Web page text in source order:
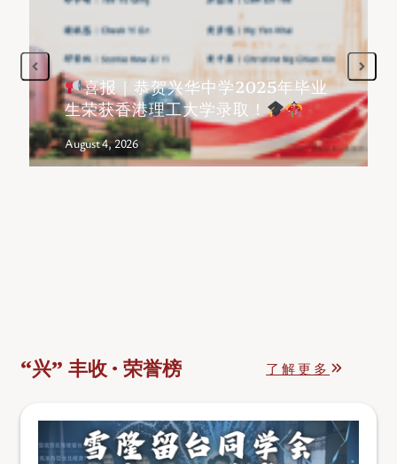
喜报｜恭贺兴华中学2025年毕业
生荣获香港理工大学录取！
August 4, 2026
“兴” 丰收 · 荣誉榜 了解更多